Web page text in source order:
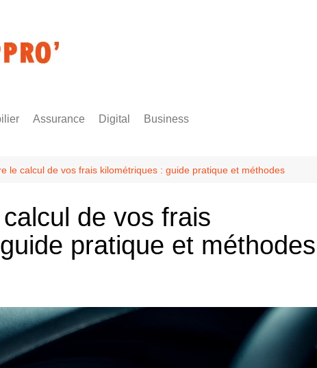
Assurance Digital Business
le calcul de vos frais kilométriques : guide pratique et méthodes
de vos frais
pratique et méthodes